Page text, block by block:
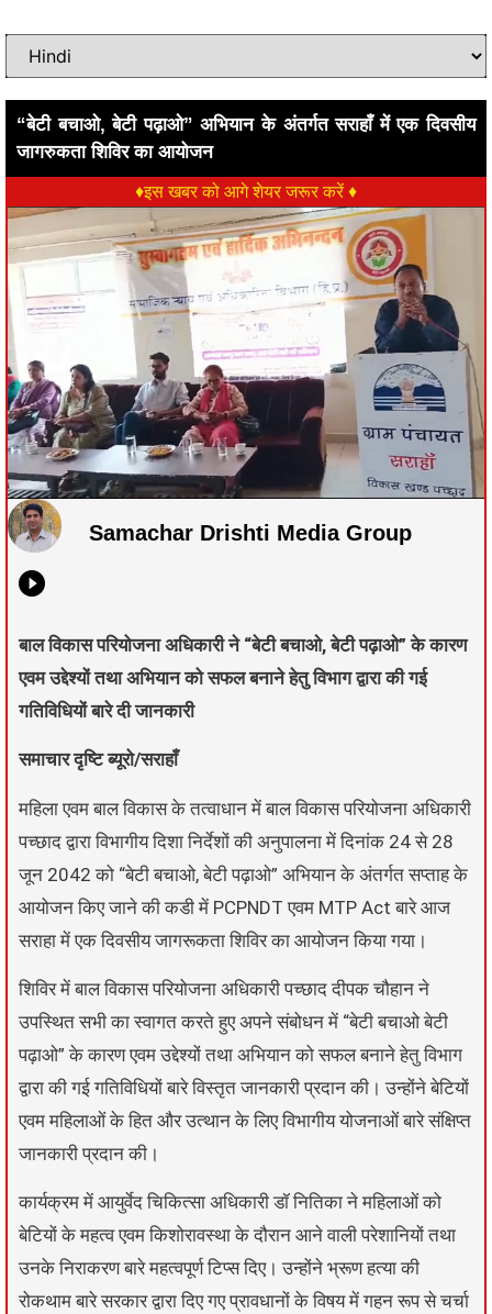
“बेटी बचाओ, बेटी पढ़ाओ” अभियान के अंतर्गत सराहाँ में एक दिवसीय
जागरुकता शिविर का आयोजन
♦इस खबर को आगे शेयर जरूर करें ♦
Samachar Drishti Media Group
बाल विकास परियोजना अधिकारी ने “बेटी बचाओ, बेटी पढ़ाओ” के कारण
एवम उद्देश्यों तथा अभियान को सफल बनाने हेतु विभाग द्वारा की गई
गतिविधियों बारे दी जानकारी
समाचार दृष्टि ब्यूरो/सराहाँ
महिला एवम बाल विकास के तत्वाधान में बाल विकास परियोजना अधिकारी
पच्छाद द्वारा विभागीय दिशा निर्देशों की अनुपालना में दिनांक 24 से 28
जून 2042 को “बेटी बचाओ, बेटी पढ़ाओ” अभियान के अंतर्गत सप्ताह के
आयोजन किए जाने की कडी में PCPNDT एवम MTP Act बारे आज
सराहा में एक दिवसीय जागरूकता शिविर का आयोजन किया गया।
शिविर में बाल विकास परियोजना अधिकारी पच्छाद दीपक चौहान ने
उपस्थित सभी का स्वागत करते हुए अपने संबोधन में “बेटी बचाओ बेटी
पढ़ाओ” के कारण एवम उद्देश्यों तथा अभियान को सफल बनाने हेतु विभाग
द्वारा की गई गतिविधियों बारे विस्तृत जानकारी प्रदान की। उन्होंने बेटियों
एवम महिलाओं के हित और उत्थान के लिए विभागीय योजनाओं बारे संक्षिप्त
जानकारी प्रदान की।
कार्यक्रम में आयुर्वेद चिकित्सा अधिकारी डॉ नितिका ने महिलाओं को
बेटियों के महत्व एवम किशोरावस्था के दौरान आने वाली परेशानियों तथा
उनके निराकरण बारे महत्वपूर्ण टिप्स दिए। उन्होंने भ्रूण हत्या की
रोकथाम बारे सरकार द्वारा दिए गए प्रावधानों के विषय में गहन रूप से चर्चा